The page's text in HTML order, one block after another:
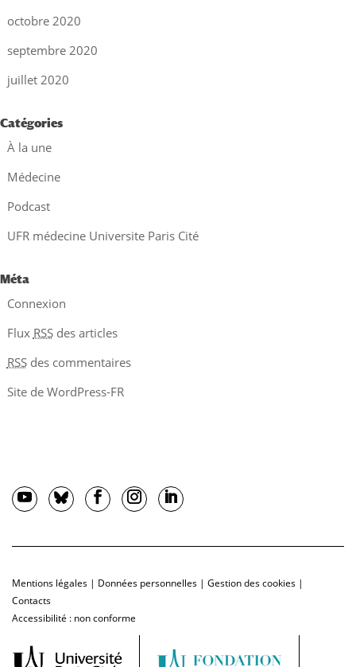
octobre 2020
septembre 2020
juillet 2020
Catégories
À la une
Médecine
Podcast
UFR médecine Universite Paris Cité
Méta
Connexion
Flux RSSdes articles
RSSdes commentaires
Site de WordPress-FR
Mentions légales | Données personnelles | Gestion des cookies |
Contacts
Accessibilité : non conforme